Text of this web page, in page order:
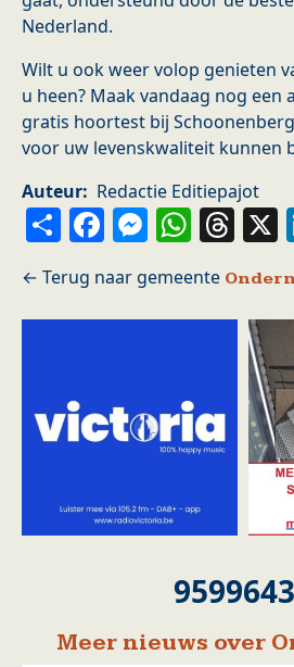
Nederland.
Wilt u ook weer volop genieten
u heen? Maak vandaag nog een
gratis hoortest bij
voor uw levenskwaliteit kunnen
Auteur
Redactie Editiepajot
ShareFacebook
Meer nieuws over